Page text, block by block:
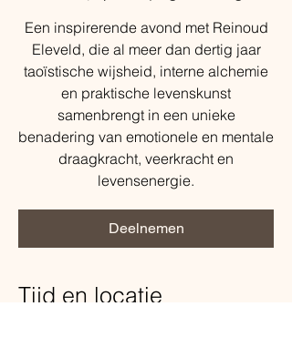
Een inspirerende avond met Reinoud
Eleveld, die al meer dan dertig jaar
taoïstische wijsheid, interne alchemie
en praktische levenskunst
samenbrengt in een unieke
benadering van emotionele en mentale
draagkracht, veerkracht en
levensenergie.
Deelnemen
Tijd en locatie